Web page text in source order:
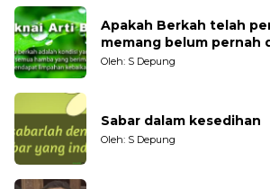
Apakah Berkah telah
memang belum pernah
Oleh: S Depung
Sabar dalam kesedihan
Oleh: S Depung